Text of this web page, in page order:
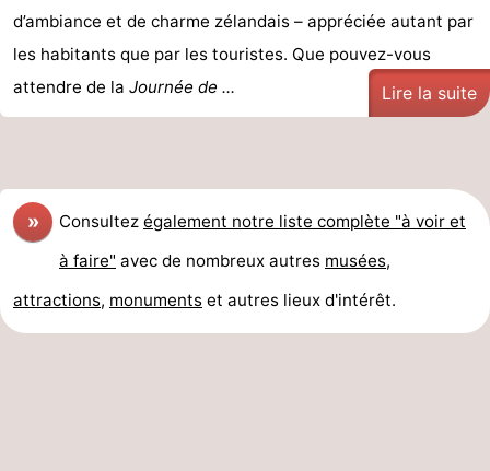
d’ambiance et de charme zélandais – appréciée autant par
les habitants que par les touristes. Que pouvez-vous
attendre de la Journée de ... Lire la suite
» Consultez également notre liste complète "à voir et
à faire" avec de nombreux autres musées,
attractions, monuments et autres lieux d'intérêt.